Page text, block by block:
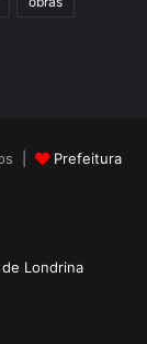
|
Prefeitura
Londrina